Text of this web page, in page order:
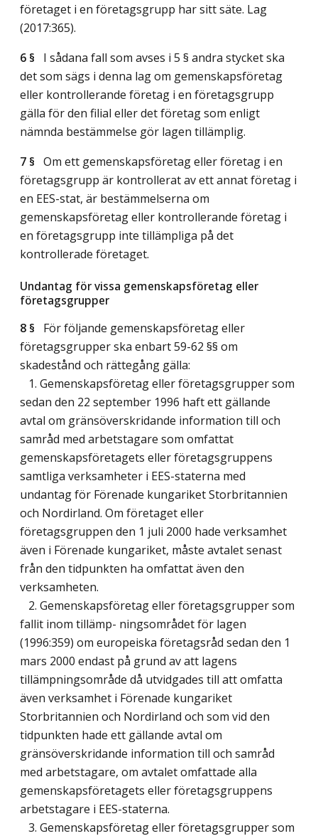
företaget i en företagsgrupp har sitt säte. Lag
(2017:365).
6 § I sådana fall som avses i 5 § andra stycket ska
det som sägs i denna lag om gemenskapsföretag
eller kontrollerande företag i en företagsgrupp
gälla för den filial eller det företag som enligt
nämnda bestämmelse gör lagen tillämplig.
7 § Om ett gemenskapsföretag eller företag i en
företagsgrupp är kontrollerat av ett annat företag i
en EES-stat, är bestämmelserna om
gemenskapsföretag eller kontrollerande företag i
en företagsgrupp inte tillämpliga på det
kontrollerade företaget.
Undantag för vissa gemenskapsföretag eller
företagsgrupper
8 § För följande gemenskapsföretag eller
företagsgrupper ska enbart 59-62 §§ om
skadestånd och rättegång gälla:
1. Gemenskapsföretag eller företagsgrupper som
sedan den 22 september 1996 haft ett gällande
avtal om gränsöverskridande information till och
samråd med arbetstagare som omfattat
gemenskapsföretagets eller företagsgruppens
samtliga verksamheter i EES-staterna med
undantag för Förenade kungariket Storbritannien
och Nordirland. Om företaget eller
företagsgruppen den 1 juli 2000 hade verksamhet
även i Förenade kungariket, måste avtalet senast
från den tidpunkten ha omfattat även den
verksamheten.
2. Gemenskapsföretag eller företagsgrupper som
fallit inom tillämp- ningsområdet för lagen
(1996:359) om europeiska företagsråd sedan den 1
mars 2000 endast på grund av att lagens
tillämpningsområde då utvidgades till att omfatta
även verksamhet i Förenade kungariket
Storbritannien och Nordirland och som vid den
tidpunkten hade ett gällande avtal om
gränsöverskridande information till och samråd
med arbetstagare, om avtalet omfattade alla
gemenskapsföretagets eller företagsgruppens
arbetstagare i EES-staterna.
3. Gemenskapsföretag eller företagsgrupper som